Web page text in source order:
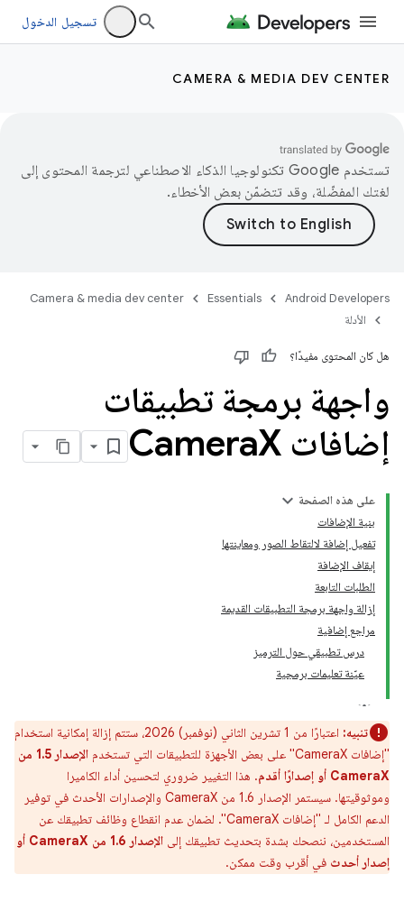
تسجيل الدخول
CAMERA & MEDIA DEV CENTER
تستخدم Google تكنولوجيا الذكاء الاصطناعي لترجمة المحتوى إلى
لغتك المفضّلة، وقد تتضمّن بعض الأخطاء.
Android Developers
Essentials
Camera & media dev center
الأدلة
هل كان المحتوى مفيدًا؟
واجهة برمجة تطبيقات
إضافات Camera X
على هذه الصفحة
بنية الإضافات
تفعيل إضافة لالتقاط الصور ومعاينتها
إيقاف الإضافة
الطلبات التابعة
إزالة واجهة برمجة التطبيقات القديمة
مراجع إضافية
درس تطبيقي حول الترميز
عيّنة تعليمات برمجية
تنبيه:
اعتبارًا من 1 تشرين الثاني (نوفمبر) 2026، ستتم إزالة إمكانية استخدام
"إضافات CameraX" على بعض الأجهزة للتطبيقات التي تستخدم
الإصدار 1.5 من
CameraX أو إصدارًا أقدم
. هذا التغيير ضروري لتحسين أداء الكاميرا
وموثوقيتها. سيستمر الإصدار 1.6 من CameraX والإصدارات الأحدث في توفير
الدعم الكامل لـ "إضافات CameraX". لضمان عدم انقطاع وظائف تطبيقك عن
المستخدمين، ننصحك بشدة بتحديث تطبيقك إلى
الإصدار 1.6 من CameraX أو
إصدار أحدث في أقرب وقت ممكن.